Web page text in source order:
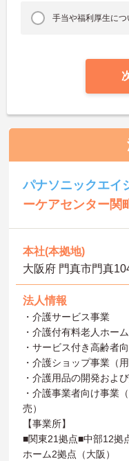
手当や福利厚生に
パナソニックエイ
ーケアセンター関
本社(本拠地)
大阪府 門真市門真
法人情報
・介護サービス事業
・介護付有料老人ホーム
・サービス付き高齢者
・介護ショップ事業（
・介護用品の開発およ
・介護事業者向け事業
売）
【事業所】
■関東21拠点■中部12拠
ホーム2拠点（大阪）